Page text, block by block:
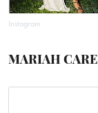
Instagram
MARIAH